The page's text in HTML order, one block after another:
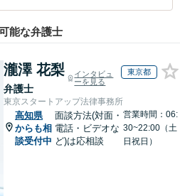
能な弁護士
瀧澤 花梨
弁護士
インタビュ
ーを見る
東京都
東京スタートアップ法律事務所
高知県
からも相
談受付中
面談方法(対面・
電話・ビデオな
ど)は応相談
営業時間：06:
30~22:00（土
日祝日）